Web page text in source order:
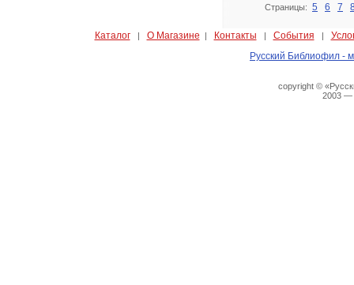
Страницы: 5 6 7
Каталог| О Магазине | Контакты | События |
Русский Библиофил -
copyright ©
2003 —